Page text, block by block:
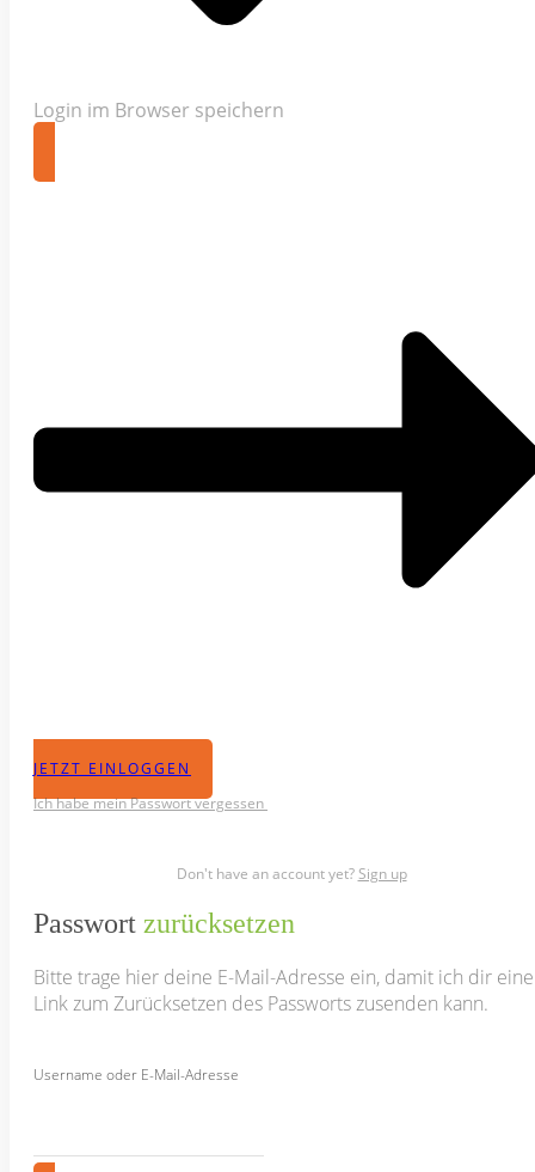
Login im Browser speichern
JETZT EINLOGGEN
Ich habe mein Passwort vergessen
Don't have an account yet? Sign up
Passwort zurücksetzen
Bitte trage hier deine E-Mail-Adresse ein, damit ich dir
Link zum Zurücksetzen des Passworts zusenden kann.
Username oder E-Mail-Adresse